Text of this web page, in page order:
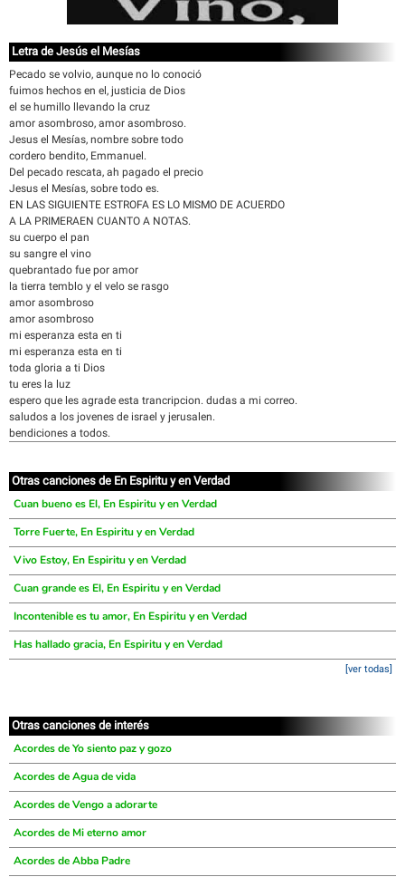
Letra de Jesús el Mesías
Pecado se volvio, aunque no lo conoció
fuimos hechos en el, justicia de Dios
el se humillo llevando la cruz
amor asombroso, amor asombroso.
Jesus el Mesías, nombre sobre todo
cordero bendito, Emmanuel.
Del pecado rescata, ah pagado el precio
Jesus el Mesías, sobre todo es.
EN LAS SIGUIENTE ESTROFA ES LO MISMO DE ACUERDO
A LA PRIMERAEN CUANTO A NOTAS.
su cuerpo el pan
su sangre el vino
quebrantado fue por amor
la tierra temblo y el velo se rasgo
amor asombroso
amor asombroso
mi esperanza esta en ti
mi esperanza esta en ti
toda gloria a ti Dios
tu eres la luz
espero que les agrade esta trancripcion. dudas a mi correo.
saludos a los jovenes de israel y jerusalen.
bendiciones a todos.
Otras canciones de En Espiritu y en Verdad
Cuan bueno es El, En Espiritu y en Verdad
Torre Fuerte, En Espiritu y en Verdad
Vivo Estoy, En Espiritu y en Verdad
Cuan grande es El, En Espiritu y en Verdad
Incontenible es tu amor, En Espiritu y en Verdad
Has hallado gracia, En Espiritu y en Verdad
[ver todas]
Otras canciones de interés
Acordes de Yo siento paz y gozo
Acordes de Agua de vida
Acordes de Vengo a adorarte
Acordes de Mi eterno amor
Acordes de Abba Padre